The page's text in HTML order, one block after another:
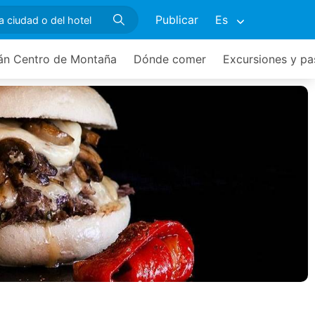
Publicar Es
Centro de Montaña Dónde comer Excursiones y